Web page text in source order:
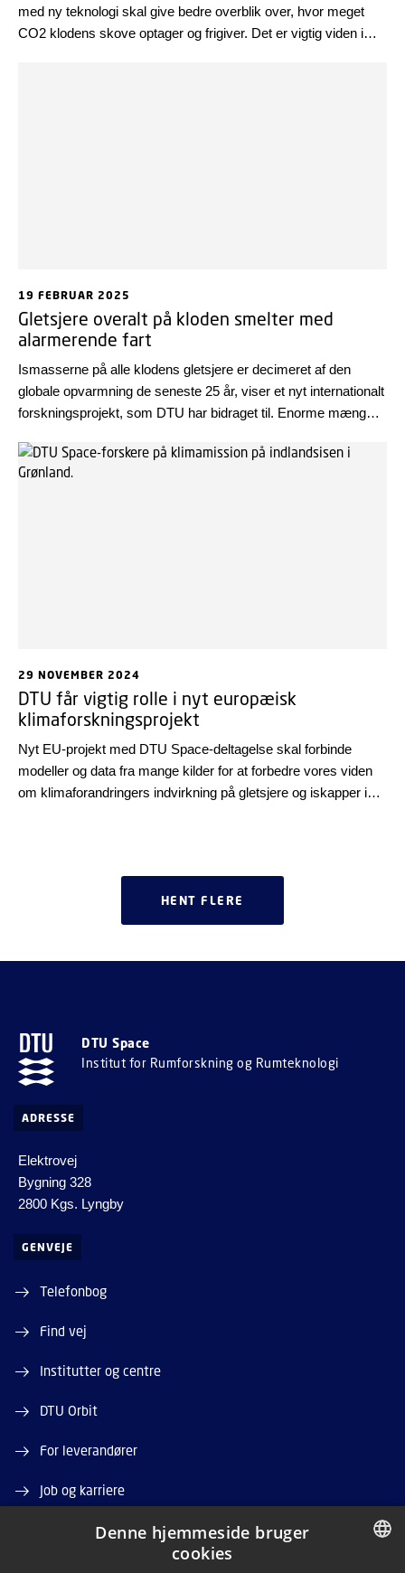
med ny teknologi skal give bedre overblik over, hvor meget
CO2 klodens skove optager og frigiver. Det er vigtig viden i
19 FEBRUAR 2025
Gletsjere overalt på kloden smelter med
alarmerende fart
Ismasserne på alle klodens gletsjere er decimeret af den
globale opvarmning de seneste 25 år, viser et nyt internationalt
forskningsprojekt, som DTU har bidraget til. Enorme mængder
Sydøstasien, Afrika, Mellemøsten, Island og især i Arktis og
Antarktis.
29 NOVEMBER 2024
DTU får vigtig rolle i nyt europæisk
klimaforskningsprojekt
Nyt EU-projekt med DTU Space-deltagelse skal forbinde
modeller og data fra mange kilder for at forbedre vores viden
om klimaforandringers indvirkning på gletsjere og iskapper i
HENT FLERE
DTU Space
Institut for Rumforskning og Rumteknologi
ADRESSE
Elektrovej
Bygning 328
2800 Kgs. Lyngby
GENVEJE
Telefonbog
Find vej
Institutter og centre
DTU Orbit
For leverandører
Job og karriere
Ledige stillingerDenne hjemmeside bruger
cookies